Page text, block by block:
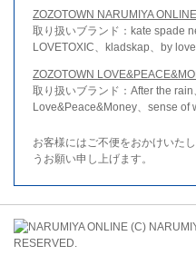
ZOZOTOWN NARUMIYA
取り扱いブランド：kate spade
LOVETOXIC、kladskap、by
ZOZOTOWN
取り扱いブランド：After the rain
Love&Peace&Money、sense of
お客様にはご不便をおかけいた
うお願い申し上げます。